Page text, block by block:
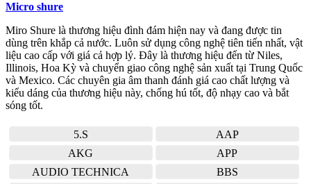
Micro shure
Miro Shure là thương hiệu đình đám hiện nay và đang được tin
dùng trên khắp cả nước. Luôn sử dụng công nghệ tiên tiến nhất, vật
liệu cao cấp với giá cả hợp lý. Đây là thương hiệu đến từ Niles,
Illinois, Hoa Kỳ và chuyển giao công nghệ sản xuất tại Trung Quốc
và Mexico. Các chuyên gia âm thanh đánh giá cao chất lượng và
kiểu dáng của thương hiệu này, chống hú tốt, độ nhạy cao và bắt
sóng tốt.
5.S
AAP
AKG
APP
AUDIO TECHNICA
BBS